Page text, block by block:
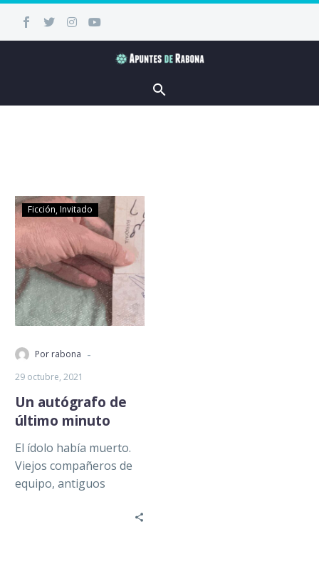
Ficción Invitado
Por rabona -
29 octubre, 2021
Un autógrafo de
último minuto
El ídolo había muerto.
Viejos compañeros de
equipo, antiguos